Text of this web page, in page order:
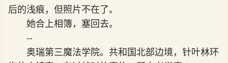
后的浅痕，但照片不在了。
她合上相簿，塞回去。
--
奥瑞第三魔法学院。共和国北部边境，针叶林环